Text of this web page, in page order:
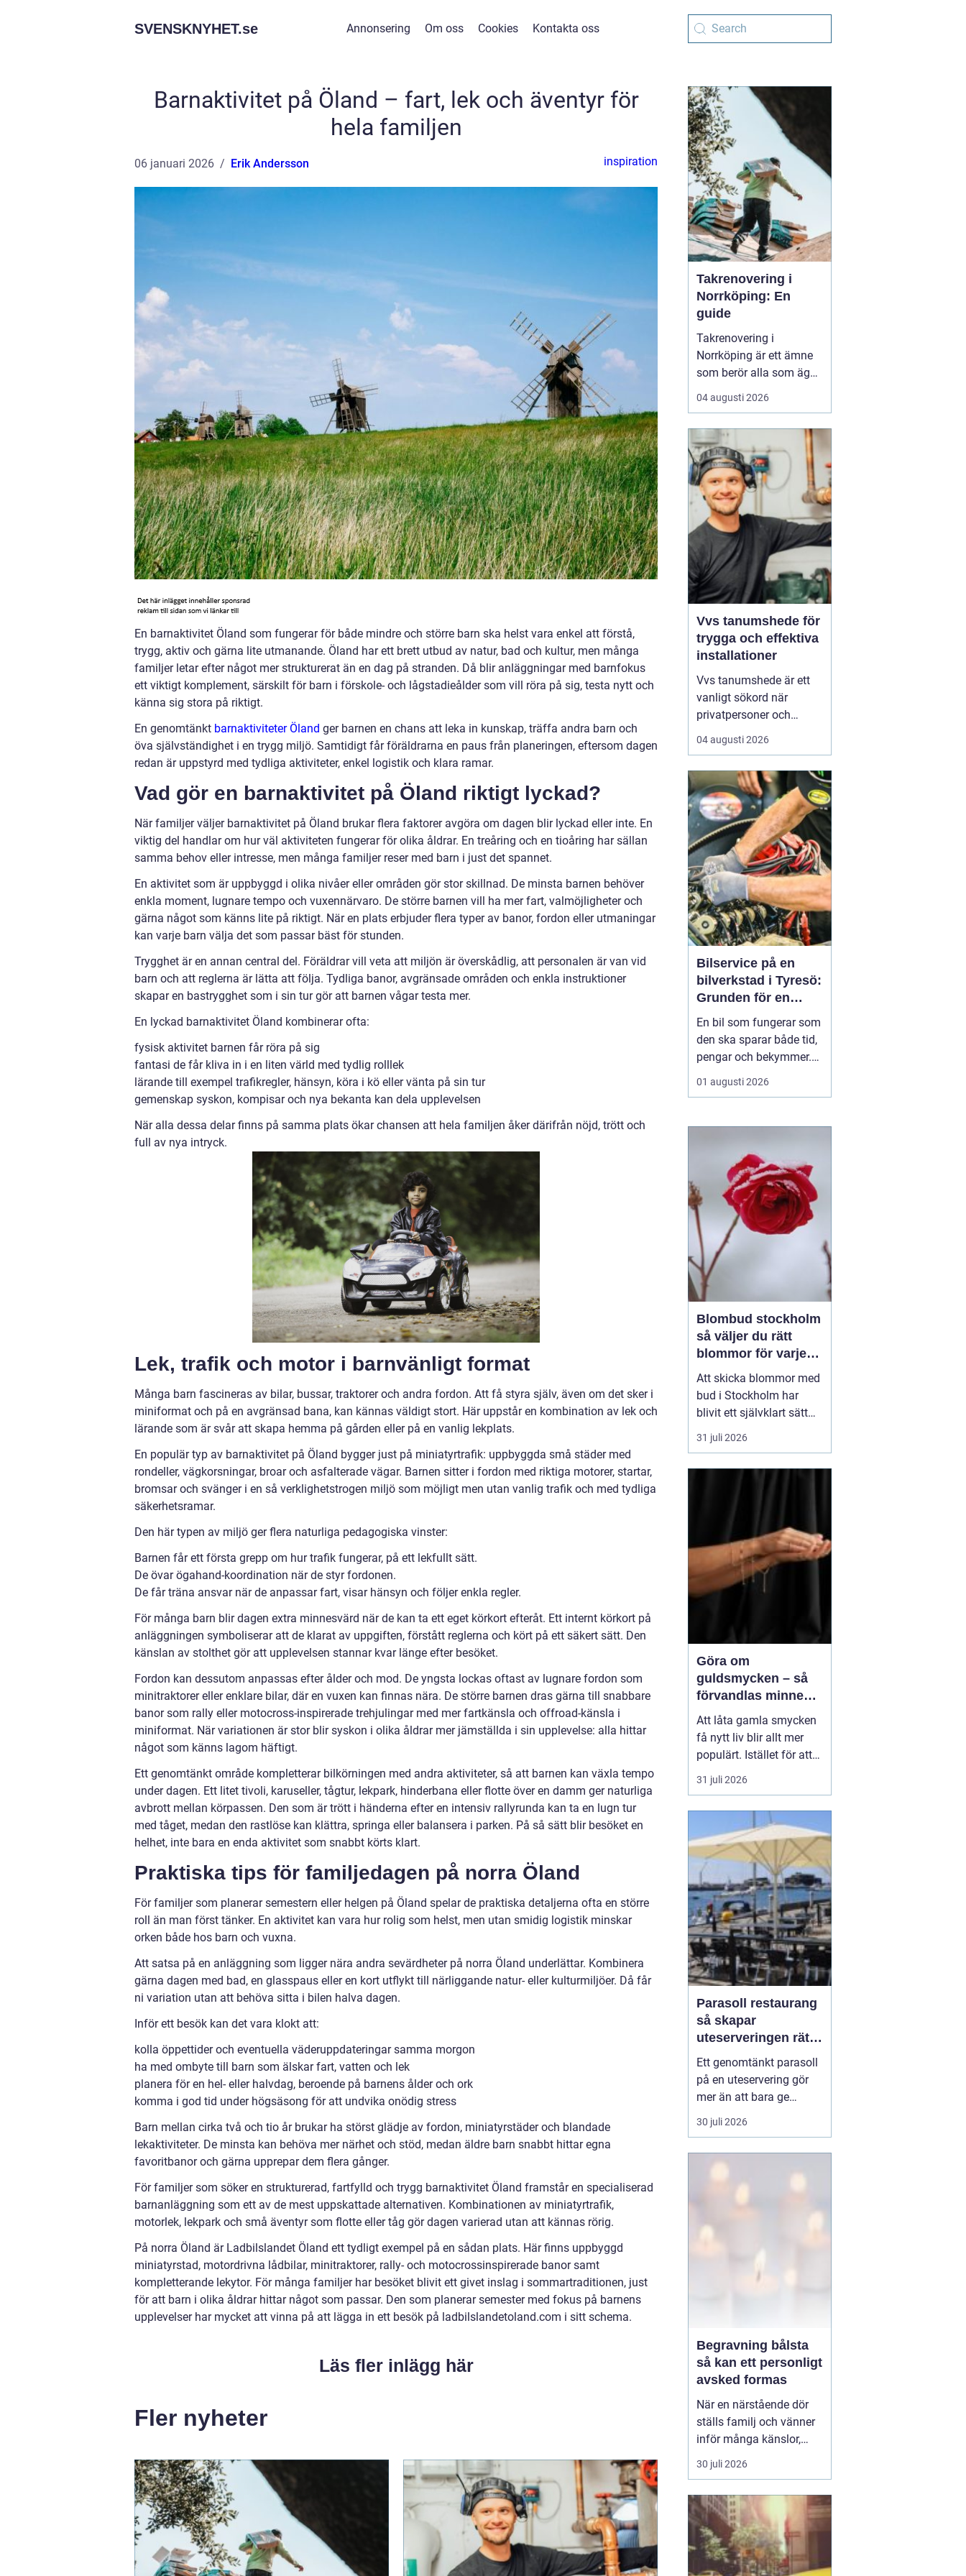
SVENSKNYHET.se Annonsering Om oss Cookies Kontakta oss
Barnaktivitet på Öland – fart, lek och äventyr för
hela familjen
06 januari 2026 Erik Andersson inspiration
En barnaktivitet Öland som fungerar för både mindre och större barn ska helst vara enkel att förstå,
trygg, aktiv och gärna lite utmanande. Öland har ett brett utbud av natur, bad och kultur, men många
familjer letar efter något mer strukturerat än en dag på stranden. Då blir anläggningar med barnfokus
ett viktigt komplement, särskilt för barn i förskole- och lågstadieålder som vill röra på sig, testa nytt och
känna sig stora på riktigt.
En genomtänkt barnaktiviteter Öland ger barnen en chans att leka in kunskap, träffa andra barn och
öva självständighet i en trygg miljö. Samtidigt får föräldrarna en paus från planeringen, eftersom dagen
redan är uppstyrd med tydliga aktiviteter, enkel logistik och klara ramar.
Vad gör en barnaktivitet på Öland riktigt lyckad?
När familjer väljer barnaktivitet på Öland brukar flera faktorer avgöra om dagen blir lyckad eller inte. En
viktig del handlar om hur väl aktiviteten fungerar för olika åldrar. En treåring och en tioåring har sällan
samma behov eller intresse, men många familjer reser med barn i just det spannet.
En aktivitet som är uppbyggd i olika nivåer eller områden gör stor skillnad. De minsta barnen behöver
enkla moment, lugnare tempo och vuxennärvaro. De större barnen vill ha mer fart, valmöjligheter och
gärna något som känns lite på riktigt. När en plats erbjuder flera typer av banor, fordon eller utmaningar
kan varje barn välja det som passar bäst för stunden.
Trygghet är en annan central del. Föräldrar vill veta att miljön är överskådlig, att personalen är van vid
barn och att reglerna är lätta att följa. Tydliga banor, avgränsade områden och enkla instruktioner
skapar en bastrygghet som i sin tur gör att barnen vågar testa mer.
En lyckad barnaktivitet Öland kombinerar ofta:
fysisk aktivitet barnen får röra på sig
fantasi de får kliva in i en liten värld med tydlig rolllek
lärande till exempel trafikregler, hänsyn, köra i kö eller vänta på sin tur
gemenskap syskon, kompisar och nya bekanta kan dela upplevelsen
När alla dessa delar finns på samma plats ökar chansen att hela familjen åker därifrån nöjd, trött och
full av nya intryck.
Lek, trafik och motor i barnvänligt format
Många barn fascineras av bilar, bussar, traktorer och andra fordon. Att få styra själv, även om det sker i
miniformat och på en avgränsad bana, kan kännas väldigt stort. Här uppstår en kombination av lek och
lärande som är svår att skapa hemma på gården eller på en vanlig lekplats.
En populär typ av barnaktivitet på Öland bygger just på miniatyrtrafik: uppbyggda små städer med
rondeller, vägkorsningar, broar och asfalterade vägar. Barnen sitter i fordon med riktiga motorer, startar,
bromsar och svänger i en så verklighetstrogen miljö som möjligt men utan vanlig trafik och med tydliga
säkerhetsramar.
Den här typen av miljö ger flera naturliga pedagogiska vinster:
Barnen får ett första grepp om hur trafik fungerar, på ett lekfullt sätt.
De övar ögahand-koordination när de styr fordonen.
De får träna ansvar när de anpassar fart, visar hänsyn och följer enkla regler.
För många barn blir dagen extra minnesvärd när de kan ta ett eget körkort efteråt. Ett internt körkort på
anläggningen symboliserar att de klarat av uppgiften, förstått reglerna och kört på ett säkert sätt. Den
känslan av stolthet gör att upplevelsen stannar kvar länge efter besöket.
Fordon kan dessutom anpassas efter ålder och mod. De yngsta lockas oftast av lugnare fordon som
minitraktorer eller enklare bilar, där en vuxen kan finnas nära. De större barnen dras gärna till snabbare
banor som rally eller motocross-inspirerade trehjulingar med mer fartkänsla och offroad-känsla i
miniformat. När variationen är stor blir syskon i olika åldrar mer jämställda i sin upplevelse: alla hittar
något som känns lagom häftigt.
Ett genomtänkt område kompletterar bilkörningen med andra aktiviteter, så att barnen kan växla tempo
under dagen. Ett litet tivoli, karuseller, tågtur, lekpark, hinderbana eller flotte över en damm ger naturliga
avbrott mellan körpassen. Den som är trött i händerna efter en intensiv rallyrunda kan ta en lugn tur
med tåget, medan den rastlöse kan klättra, springa eller balansera i parken. På så sätt blir besöket en
helhet, inte bara en enda aktivitet som snabbt körts klart.
Praktiska tips för familjedagen på norra Öland
För familjer som planerar semestern eller helgen på Öland spelar de praktiska detaljerna ofta en större
roll än man först tänker. En aktivitet kan vara hur rolig som helst, men utan smidig logistik minskar
orken både hos barn och vuxna.
Att satsa på en anläggning som ligger nära andra sevärdheter på norra Öland underlättar. Kombinera
gärna dagen med bad, en glasspaus eller en kort utflykt till närliggande natur- eller kulturmiljöer. Då får
ni variation utan att behöva sitta i bilen halva dagen.
Inför ett besök kan det vara klokt att:
kolla öppettider och eventuella väderuppdateringar samma morgon
ha med ombyte till barn som älskar fart, vatten och lek
planera för en hel- eller halvdag, beroende på barnens ålder och ork
komma i god tid under högsäsong för att undvika onödig stress
Barn mellan cirka två och tio år brukar ha störst glädje av fordon, miniatyrstäder och blandade
lekaktiviteter. De minsta kan behöva mer närhet och stöd, medan äldre barn snabbt hittar egna
favoritbanor och gärna upprepar dem flera gånger.
För familjer som söker en strukturerad, fartfylld och trygg barnaktivitet Öland framstår en specialiserad
barnanläggning som ett av de mest uppskattade alternativen. Kombinationen av miniatyrtrafik,
motorlek, lekpark och små äventyr som flotte eller tåg gör dagen varierad utan att kännas rörig.
På norra Öland är Ladbilslandet Öland ett tydligt exempel på en sådan plats. Här finns uppbyggd
miniatyrstad, motordrivna lådbilar, minitraktorer, rally- och motocrossinspirerade banor samt
kompletterande lekytor. För många familjer har besöket blivit ett givet inslag i sommartraditionen, just
för att barn i olika åldrar hittar något som passar. Den som planerar semester med fokus på barnens
upplevelser har mycket att vinna på att lägga in ett besök på ladbilslandetoland.com i sitt schema.
Läs fler inlägg här
Fler nyheter
Takrenovering i
Norrköping: En
guide
Takrenovering i
Norrköping är ett ämne
som berör alla som äger
hus, radhus eller
flerfamiljshus i området.
viktigaste skydd mot
regn, snö och fukt, och
en i tid genomförd
renovering kan sp...
04 augusti 2026
Vvs tanumshede för
trygga och effektiva
installationer
Vvs tanumshede är ett
vanligt sökord när
privatpersoner och
företag behöver hjälp
med värme, vatten och
Många undrar vad som
skiljer en seriös vvs
partner från en tillfällig
lösning, hur en
installation bör gå till
och vilka...
04 augusti 2026
Bilservice på en
bilverkstad i Tyresö:
Grunden för en
trygg och hållbar
bilvardag
En bil som fungerar som
den ska sparar både tid,
pengar och bekymmer.
För många förare blir
servicefrågan ändå
tills en varningslampa
känns fel. Ge...
01 augusti 2026
Blombud stockholm
så väljer du rätt
blommor för varje
tillfälle
Att skicka blommor med
bud i Stockholm har
blivit ett självklart sätt
att visa omtanke, fira
stora händelser eller
svårt att formulera i ord.
sekunder, oavsett om
mottagaren befinner sig
på konto...
31 juli 2026
Göra om
guldsmycken – så
förvandlas minnen
till nya favoriter
Att låta gamla smycken
få nytt liv blir allt mer
populärt. Istället för att
låta arvegods ligga i en
låda kan de formas om
passar stilen i dag och
bär med sig historien.
N&au...
31 juli 2026
Parasoll restaurang
så skapar
uteserveringen rätt
känsla året runt
Ett genomtänkt parasoll
på en uteservering gör
mer än att bara ge
skugga. Det påverkar hur
länge gästerna stannar,
och om de väljer att
komma tillbaka. När
kraven på komfort,
30 juli 2026
Begravning bålsta
så kan ett personligt
avsked formas
När en närstående dör
ställs familj och vänner
inför många känslor,
men också praktiska
beslut.
ceremoni i någon av
Håbo församlings kyrkor
eller ka...
30 juli 2026